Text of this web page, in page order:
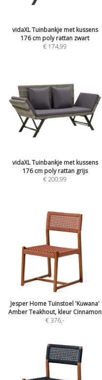
vidaXL Tuinbankje met kussens
176 cm poly rattan zwart
€ 174,99
vidaXL Tuinbankje met kussens
176 cm poly rattan grijs
€ 200,99
Jesper Home Tuinstoel 'Kuwana'
Amber Teakhout, kleur Cinnamon
€ 376,-